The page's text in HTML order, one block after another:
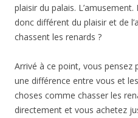
plaisir du palais.
donc différent du plaisir et de
chassent les renards ?
Arrivé à ce point, vous pensez
une différence entre vous et
choses comme chasser les
directement et vous achetez